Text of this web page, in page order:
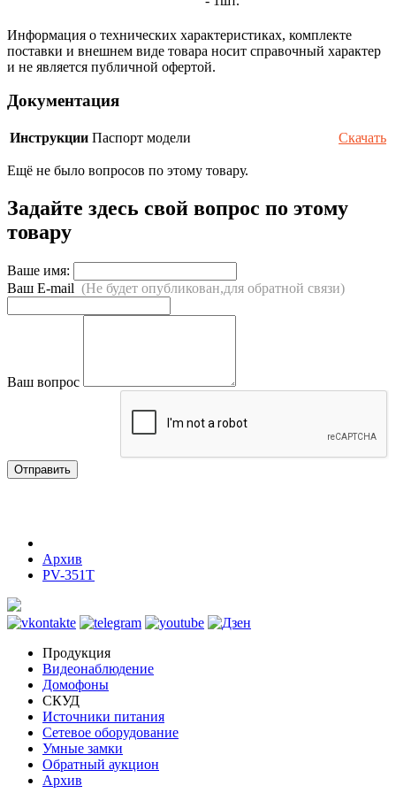
Информация о технических характеристиках, комплекте
поставки и внешнем виде товара носит справочный характер
и не является публичной офертой.
Документация
Инструкции Паспорт модели Скачать
Ещё не было вопросов по этому товару.
Задайте здесь свой вопрос по этому
товару
Ваше имя:
Ваш E-mail (Не будет опубликован,для обратной связи)
Ваш вопрос
Отправить
Архив
PV-351T
Продукция
Видеонаблюдение
Домофоны
СКУД
Источники питания
Сетевое оборудование
Умные замки
Обратный аукцион
Архив